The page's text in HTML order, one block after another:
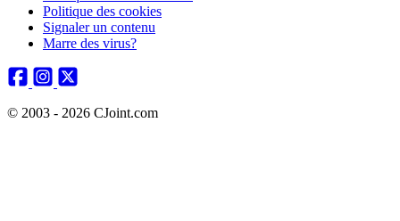
Politique des cookies
Signaler un contenu
Marre des virus?
© 2003 - 2026 CJoint.com